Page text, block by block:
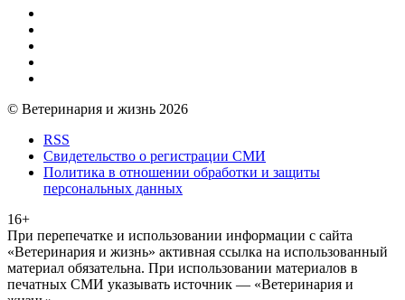
© Ветеринария и жизнь 2026
RSS
Свидетельство о регистрации СМИ
Политика в отношении обработки и защиты
персональных данных
16+
При перепечатке и использовании информации с сайта
«Ветеринария и жизнь» активная ссылка на использованный
материал обязательна. При использовании материалов в
печатных СМИ указывать источник — «Ветеринария и